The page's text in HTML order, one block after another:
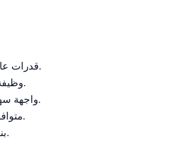
قدرات عالية السرعة لمعالجة العينات بكفاءة.
وظيفة التبريد تحافظ على سلامة العينات.
واجهة سهلة الاستخدام تعزز سهولة التشغيل.
متوافق مع أنواع دوارات مختلفة للمرونة.
بناء قوي يضمن موثوقية طويلة الأمد.